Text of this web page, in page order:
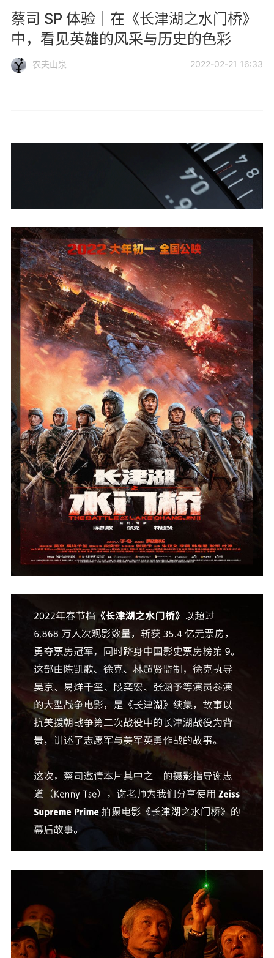
蔡司 SP 体验｜在《长津湖之水门桥》
中，看见英雄的风采与历史的色彩
农夫山泉 2022-02-21 16:33